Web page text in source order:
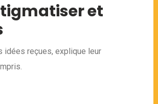
et
idées reçues, explique leur